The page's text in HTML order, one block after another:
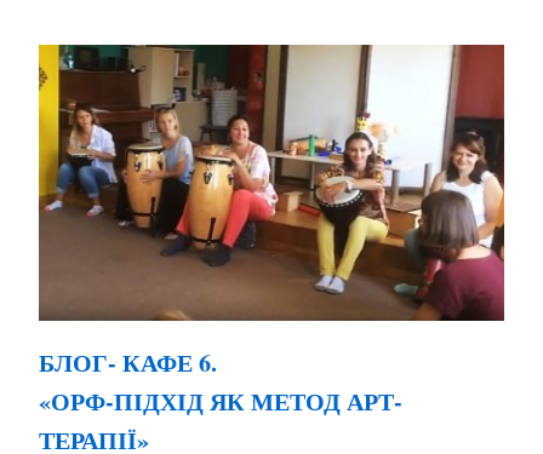
БЛОГ- КАФЕ 6.
«ОРФ-ПІДХІД ЯК МЕТОД АРТ-
ТЕРАПІЇ»